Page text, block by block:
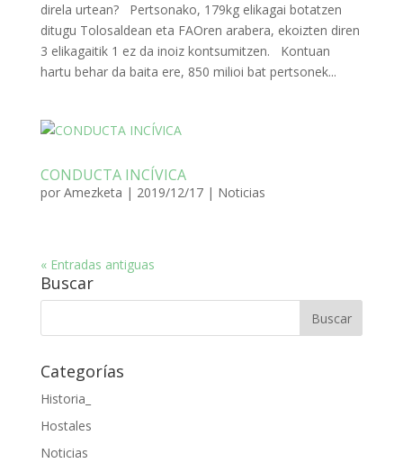
direla urtean? Pertsonako, 179kg elikagai botatzen
ditugu Tolosaldean eta FAOren arabera, ekoizten diren
3 elikagaitik 1 ez da inoiz kontsumitzen. Kontuan
hartu behar da baita ere, 850 milioi bat pertsonek...
CONDUCTA INCÍVICA
por Amezketa | 2019/12/17| Noticias
« Entradas antiguas
Buscar
Categorías
Historia_
Hostales
Noticias